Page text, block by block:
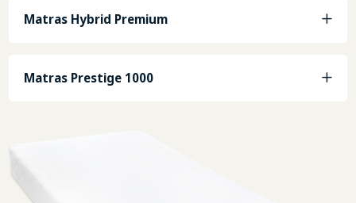
Matras Hybrid Premium
Matras Prestige 1000